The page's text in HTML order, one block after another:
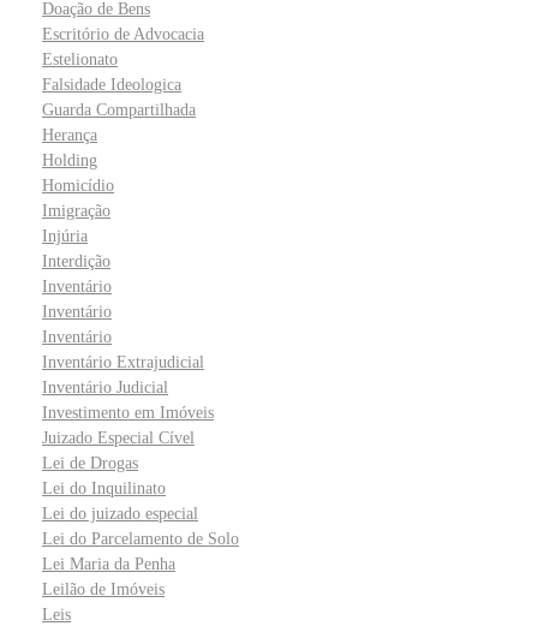
Doação de Bens
Escritório de Advocacia
Estelionato
Falsidade Ideologica
Guarda Compartilhada
Herança
Holding
Homicídio
Imigração
Injúria
Interdição
Inventário
Inventário
Inventário
Inventário Extrajudicial
Inventário Judicial
Investimento em Imóveis
Juizado Especial Cível
Lei de Drogas
Lei do Inquilinato
Lei do juizado especial
Lei do Parcelamento de Solo
Lei Maria da Penha
Leilão de Imóveis
Leis